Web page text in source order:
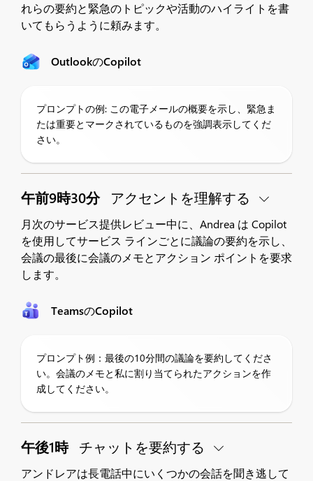
れらの要約と緊急のトピックや活動のハイライトを書
いてもらうように頼みます。
OutlookのCopilot
プロンプトの例: この電子メールの概要を示し、緊急ま
たは重要とマークされているものを強調表示してくだ
さい。
午前9時30分 アクセントを理解する
月次のサービス提供レビュー中に、Andrea は Copilot
を使用してサービス ラインごとに議論の要約を示し、
会議の最後に会議のメモとアクション ポイントを要求
します。
TeamsのCopilot
プロンプト例：最後の10分間の議論を要約してくださ
い。会議のメモと私に割り当てられたアクションを作
成してください。
午後1時 チャットを要約する
アンドレアは長電話中にいくつかの会話を聞き逃して